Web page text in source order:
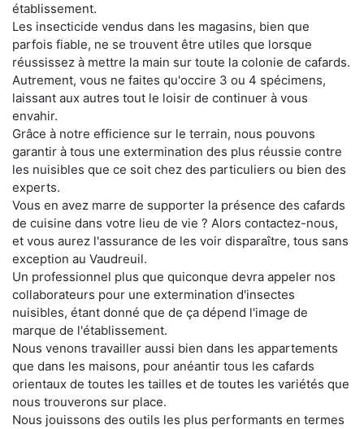
établissement.
Les insecticide vendus dans les magasins, bien que
parfois fiable, ne se trouvent être utiles que lorsque
réussissez à mettre la main sur toute la colonie de cafards.
Autrement, vous ne faites qu'occire 3 ou 4 spécimens,
laissant aux autres tout le loisir de continuer à vous
envahir.
Grâce à notre efficience sur le terrain, nous pouvons
garantir à tous une extermination des plus réussie contre
les nuisibles que ce soit chez des particuliers ou bien des
experts.
Vous en avez marre de supporter la présence des cafards
de cuisine dans votre lieu de vie ? Alors contactez-nous,
et vous aurez l'assurance de les voir disparaître, tous sans
exception au Vaudreuil.
Un professionnel plus que quiconque devra appeler nos
collaborateurs pour une extermination d'insectes
nuisibles, étant donné que de ça dépend l'image de
marque de l'établissement.
Nous venons travailler aussi bien dans les appartements
que dans les maisons, pour anéantir tous les cafards
orientaux de toutes les tailles et de toutes les variétés que
nous trouverons sur place.
Nous jouissons des outils les plus performants en termes